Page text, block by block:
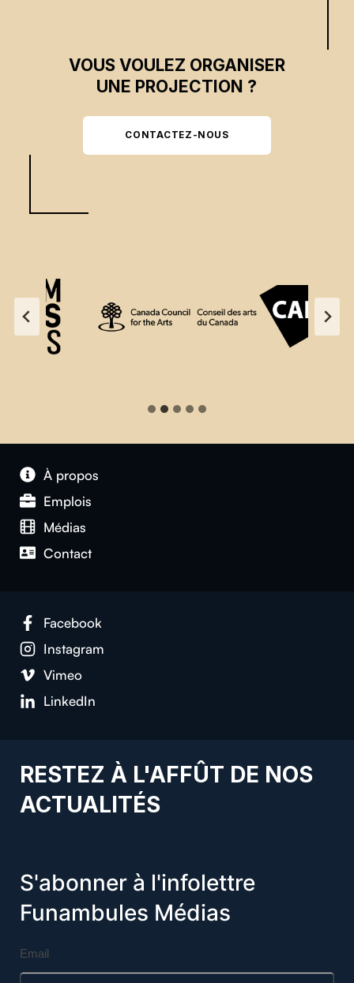
VOUS VOULEZ ORGANISER
UNE PROJECTION ?
CONTACTEZ-NOUS
À propos
Emplois
Médias
Contact
Facebook
Instagram
Vimeo
LinkedIn
RESTEZ À L'AFFÛT DE NOS
ACTUALITÉS
S'abonner à l'infolettre
Funambules Médias
Email